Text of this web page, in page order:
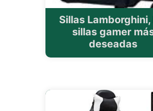
Sillas Lamborghini,
sillas gamer
deseadas